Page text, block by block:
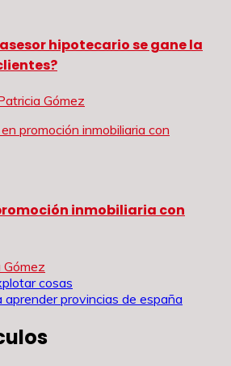
hipotecario se gane la
Gómez
inmobiliaria con
Gómez
cosas
aprender provincias de españa